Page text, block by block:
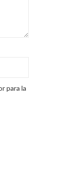
para la